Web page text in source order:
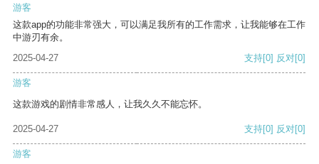
游客
这款app的功能非常强大，可以满足我所有的工作需求，让我能够在工作
中游刃有余。
2025-04-27
支持[0] 反对[0]
游客
这款游戏的剧情非常感人，让我久久不能忘怀。
2025-04-27 支持[0] 反对[0]
游客